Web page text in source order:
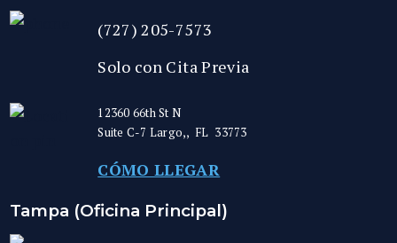
(727) 205-7573
Solo con Cita Previa
12360 66th St N
Suite C-7 Largo,, FL 33773
CÓMO LLEGAR
Tampa (Oficina Principal)